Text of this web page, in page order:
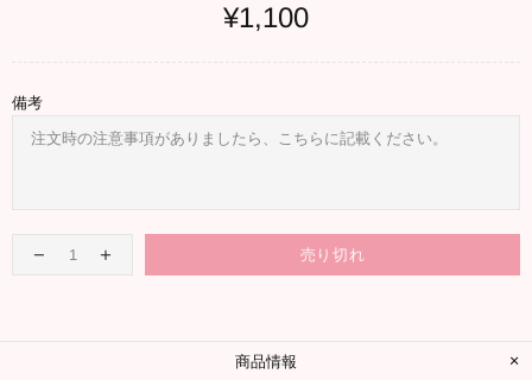
¥1,100
備考
売り切れ
商品情報